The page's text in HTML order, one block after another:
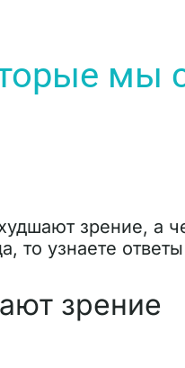
мы
зрение, а
то узнаете
зрение